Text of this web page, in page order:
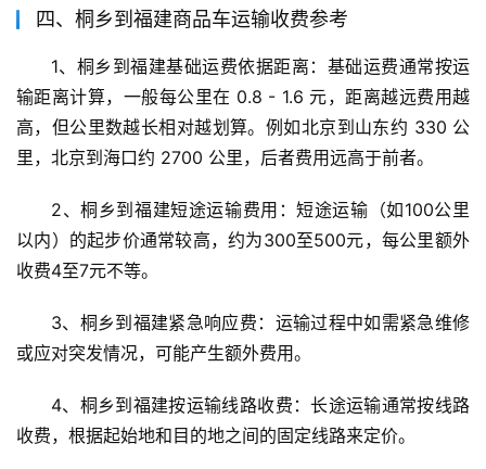
四、桐乡到福建商品车运输收费参考
1、桐乡到福建基础运费依据距离：基础运费通常按运
输距离计算，一般每公里在 0.8 - 1.6 元，距离越远费用越
高，但公里数越长相对越划算。例如北京到山东约 330 公
里，北京到海口约 2700 公里，后者费用远高于前者。
2、桐乡到福建短途运输费用：短途运输（如100公里
以内）的起步价通常较高，约为300至500元，每公里额外
收费4至7元不等。
3、桐乡到福建紧急响应费：运输过程中如需紧急维修
或应对突发情况，可能产生额外费用。
4、桐乡到福建按运输线路收费：长途运输通常按线路
收费，根据起始地和目的地之间的固定线路来定价。